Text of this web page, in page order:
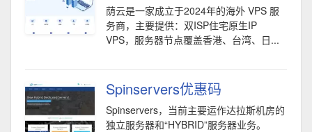
荫云是一家成立于2024年的海外 VPS 服
务商，主要提供：双ISP住宅原生IP
VPS，服务器节点覆盖香港、台湾、日...
Spinservers优惠码
Spinservers，当前主要运作达拉斯机房的
独立服务器和“HYBRID”服务器业务。